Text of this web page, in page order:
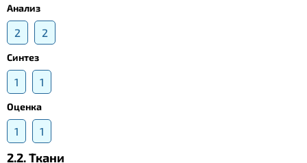
Анализ
2 2
Синтез
1 1
Оценка
1 1
2.2. Ткани